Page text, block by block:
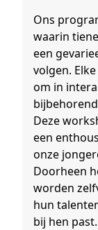
Ons
waarin
een
volgen.
om in
Deze
een
onze
Doorheen
worden
hun
bij hen past.